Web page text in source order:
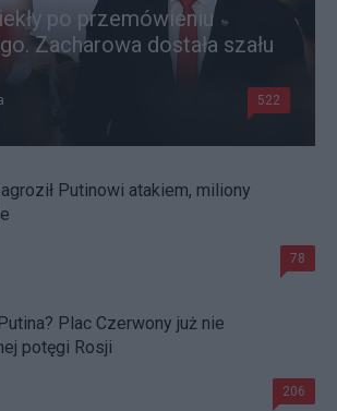
po przemówieniu
Zacharowa dostała szału
522
Putinowi atakiem, miliony
78
Plac Czerwony już nie
potęgi Rosji
206